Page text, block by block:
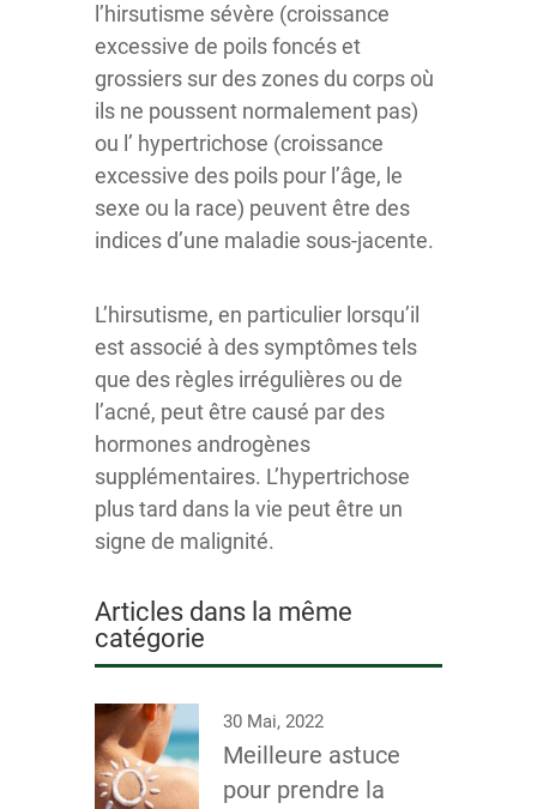
l’hirsutisme sévère (croissance
excessive de poils foncés et
grossiers sur des zones du corps où
ils ne poussent normalement pas)
ou l’ hypertrichose (croissance
excessive des poils pour l’âge, le
sexe ou la race) peuvent être des
indices d’une maladie sous-jacente.
L’hirsutisme, en particulier lorsqu’il
est associé à des symptômes tels
que des règles irrégulières ou de
l’acné, peut être causé par des
hormones androgènes
supplémentaires. L’hypertrichose
plus tard dans la vie peut être un
signe de malignité.
Articles dans la même
catégorie
30 Mai, 2022
Meilleure astuce
pour prendre la